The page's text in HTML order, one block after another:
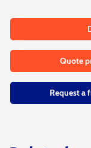
Quote
Request a